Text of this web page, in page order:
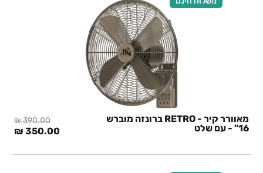
מאוורר קיר - RETRO ברונזה מוברש
16" - עם שלט
390.00
₪
המחיר
היה:
350.00
₪